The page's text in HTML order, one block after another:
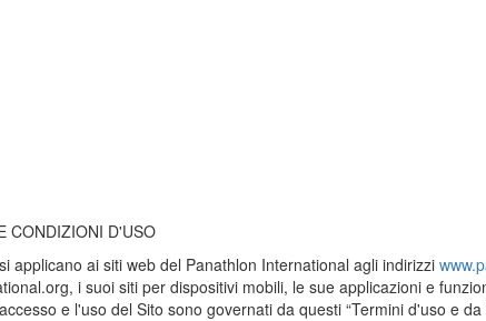
CONDIZIONI D'USO
applicano ai siti web del Panathlon International agli indirizzi
i suoi siti per dispositivi mobili, le sue applicazioni e
e l'uso del Sito sono governati da questi “Termini d'uso e da